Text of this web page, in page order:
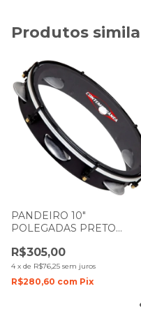
Produtos
PANDEIRO 10"
POLEGADAS PRETO
PELE TRANSPARENTE
CONTEMPORANEA
R$305,00
4 x de R$76,25 sem juros
R$280,60 com Pix